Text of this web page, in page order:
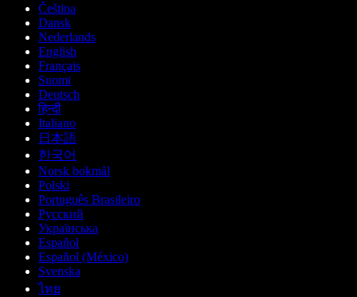
Čeština
Dansk
Nederlands
English
Français
Suomi
Deutsch
हिन्दी
Italiano
日本語
한국어
Norsk bokmål
Polski
Português Brasileiro
Русский
Українська
Español
Español (México)
Svenska
ไทย